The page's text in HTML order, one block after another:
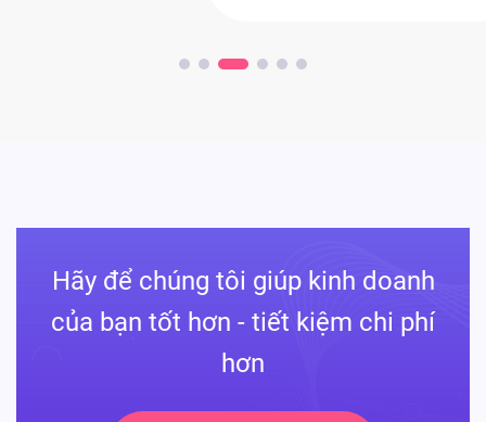
Hãy để chúng tôi giúp kinh doanh
của bạn tốt hơn - tiết kiệm chi phí
hơn